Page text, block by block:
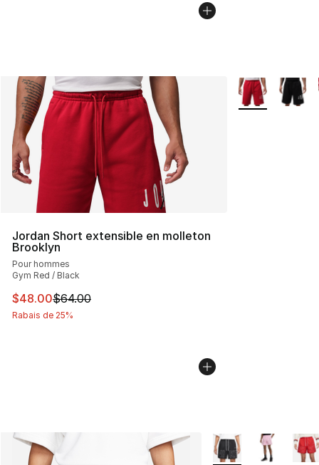
Jordan Short extensible en molleton
Brooklyn
Pour hommes
Gym Red / Black
Cet article est en solde. Le prix est passé de $64.00 à
$48.00$64.00
Rabais de 25%
Plus de
Plus de couleurs